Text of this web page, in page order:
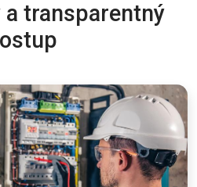
transparentný